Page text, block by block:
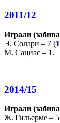
2011/12
Играли
Э. Солари – 7 (1
М. Сациас – 1.
2014/15
Играли
Ж. Гильерме –